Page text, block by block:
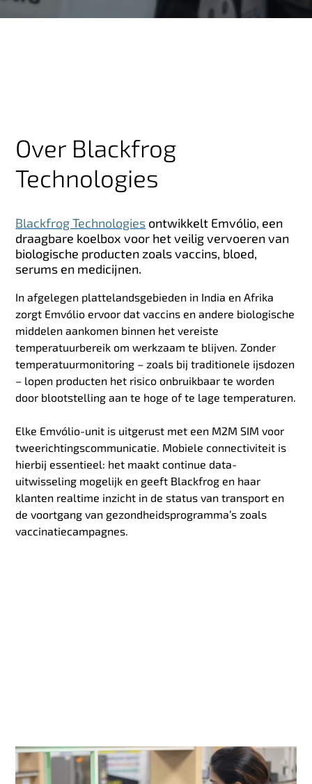
Over Blackfrog
Technologies
Blackfrog Technologies ontwikkelt Emvólio, een
draagbare koelbox voor het veilig vervoeren van
biologische producten zoals vaccins, bloed,
serums en medicijnen.
In afgelegen plattelandsgebieden in India en Afrika
zorgt Emvólio ervoor dat vaccins en andere biologische
middelen aankomen binnen het vereiste
temperatuurbereik om werkzaam te blijven. Zonder
temperatuurmonitoring – zoals bij traditionele ijsdozen
– lopen producten het risico onbruikbaar te worden
door blootstelling aan te hoge of te lage temperaturen.
Elke Emvólio-unit is uitgerust met een M2M SIM voor
tweerichtingscommunicatie. Mobiele connectiviteit is
hierbij essentieel: het maakt continue data-
uitwisseling mogelijk en geeft Blackfrog en haar
klanten realtime inzicht in de status van transport en
de voortgang van gezondheidsprogramma’s zoals
vaccinatiecampagnes.